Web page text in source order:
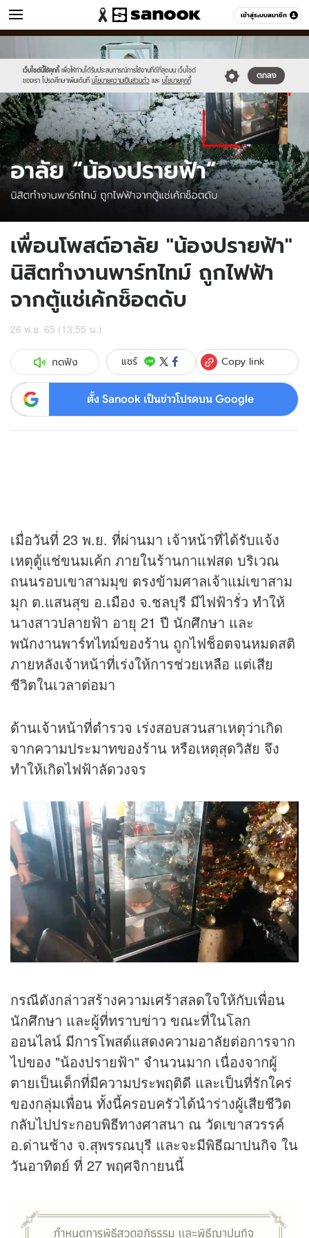
เข้าสู่ระบบสมาชิก
ข่าว หมวดอื่นๆ
เว็บไซต์นี้ใช้คุกกี้ เพื่อให้ท่านได้รับประสบการณ์การใช้งานที่ดีที่สุดบน เว็บไซต์
ของเรา โปรดศึกษาเพิ่มเติมที่ นโยบายความเป็นส่วนตัว และ นโยบายคุกกี้
ตกลง
//s.isanook.com/sr/0/images/logo-
new-
sanook.png
//s.isanook.com/ns/0/ud/1732/8660778/n-
fha.jpg
เพื่อนโพสต์อาลัย "น้องปรายฟ้า"
นิสิตทำงานพาร์ทไทม์ ถูกไฟฟ้า
จากตู้แช่เค้กช็อตดับ
26 พ.ย. 65 (13:55 น.)
กดฟัง แชร์ Copy link
ตั้ง Sanook เป็นข่าวโปรดบน Google
เมื่อวันที่ 23 พ.ย. ที่ผ่านมา เจ้าหน้าที่ได้รับแจ้ง
เหตุตู้แช่ขนมเค้ก ภายในร้านกาแฟสด บริเวณ
ถนนรอบเขาสามมุข ตรงข้ามศาลเจ้าแม่เขาสาม
มุก ต.แสนสุข อ.เมือง จ.ชลบุรี มีไฟฟ้ารั่ว ทำให้
นางสาวปลายฟ้า อายุ 21 ปี นักศึกษา และ
พนักงานพาร์ทไทม์ของร้าน ถูกไฟช็อตจนหมดสติ
ภายหลังเจ้าหน้าที่เร่งให้การช่วยเหลือ แต่เสีย
ชีวิตในเวลาต่อมา
ด้านเจ้าหน้าที่ตำรวจ เร่งสอบสวนสาเหตุว่าเกิด
จากความประมาทของร้าน หรือเหตุสุดวิสัย จึง
ทำให้เกิดไฟฟ้าลัดวงจร
กรณีดังกล่าวสร้างความเศร้าสลดใจให้กับเพื่อน
นักศึกษา และผู้ที่ทราบข่าว ขณะที่ในโลก
ออนไลน์ มีการโพสต์แสดงความอาลัยต่อการจาก
ไปของ "น้องปรายฟ้า" จำนวนมาก เนื่องจากผู้
ตายเป็นเด็กที่มีความประพฤติดี และเป็นที่รักใคร่
ของกลุ่มเพื่อน ทั้งนี้ครอบครัวได้นำร่างผู้เสียชีวิต
กลับไปประกอบพิธีทางศาสนา ณ วัดเขาสวรรค์
อ.ด่านช้าง จ.สุพรรณบุรี และจะมีพิธีฌาปนกิจ ใน
วันอาทิตย์ ที่ 27 พฤศจิกายนนี้